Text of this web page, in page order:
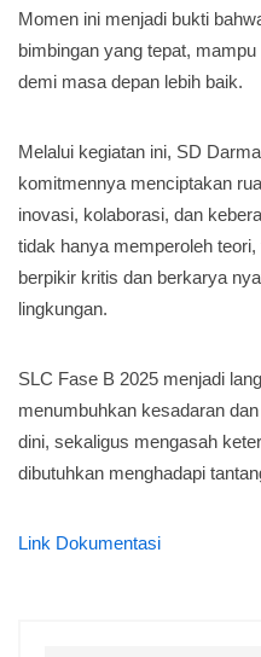
Momen ini menjadi bukti
bimbingan yang tepat,
demi masa depan lebih baik.
Melalui kegiatan ini, SD
komitmennya menciptakan
inovasi, kolaborasi, dan
tidak hanya memperoleh
berpikir kritis dan berkarya
lingkungan.
SLC Fase B 2025 menjadi
menumbuhkan kesadaran
dini, sekaligus mengasah
dibutuhkan menghadapi
Link Dokumentasi